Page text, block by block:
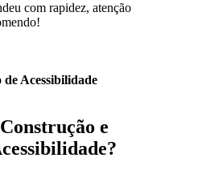
com rapidez, atenção
de Acessibilidade
e